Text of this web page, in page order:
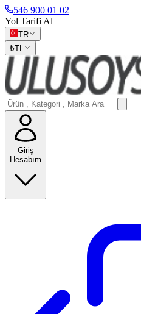
546 900 01 02
Yol Tarifi Al
TR
₺TL
Giriş
Hesabım